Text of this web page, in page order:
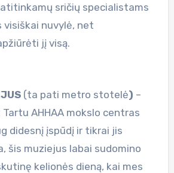
sričių specialistams
visiškai nuvylė, net
jį visą.
(ta pati metro stotelė) –
AHHAA mokslo centras
didesnį įspūdį ir tikrai jis
šis muziejus labai sudomino
kelionės dieną, kai mes